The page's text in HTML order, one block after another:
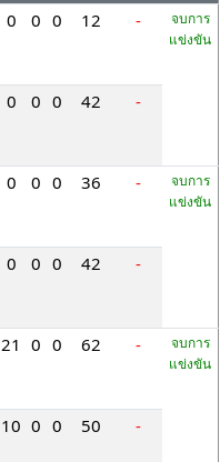
0 0 0 12 -
จบการ
แข่งขัน
0 0 0 42 -
0 0 0 36 -
จบการ
แข่งขัน
0 0 0 42 -
21 0 0 62 -
จบการ
แข่งขัน
10 0 0 50 -